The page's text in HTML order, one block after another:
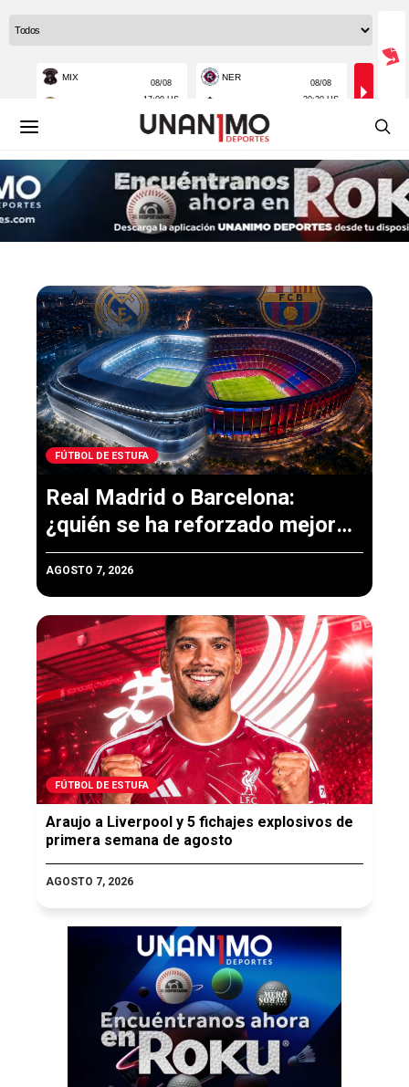
FÚTBOL DE ESTUFA
Real Madrid o Barcelona:
¿quién se ha reforzado mejor
para 2026-27?
AGOSTO 7, 2026
FÚTBOL DE ESTUFA
Araujo a Liverpool y 5 fichajes explosivos de
primera semana de agosto
AGOSTO 7, 2026